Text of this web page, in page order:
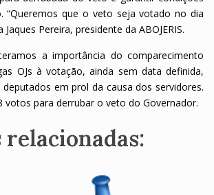
“Queremos que o veto seja votado no dia
Pereira, presidente da ABOJERIS.
a importância do comparecimento
OJs à votação, ainda sem data definida,
em prol da causa dos servidores.
votos para derrubar o veto do Governador.